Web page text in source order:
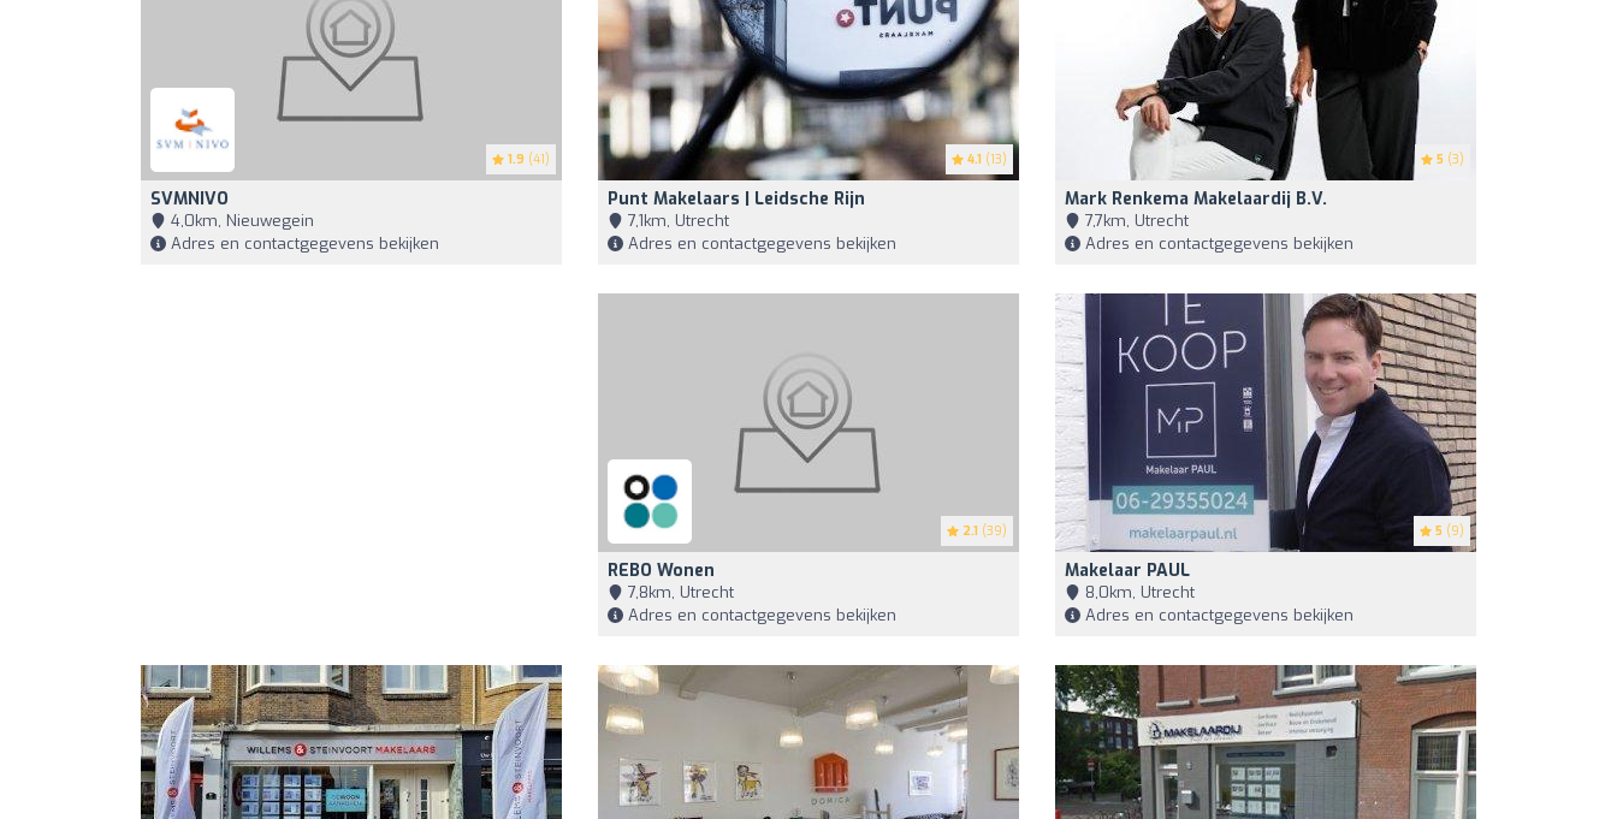
1.9 (41)
SVMNIVO
4,0km, Nieuwegein
Adres en contactgegevens bekijken
4.1 (13)
Punt Makelaars | Leidsche Rijn
7,1km, Utrecht
Adres en contactgegevens bekijken
5 (3)
Mark Renkema Makelaardij B.V.
7,7km, Utrecht
Adres en contactgegevens bekijken
2.1 (39)
REBO Wonen
7,8km, Utrecht
Adres en contactgegevens bekijken
5 (9)
Makelaar PAUL
8,0km, Utrecht
Adres en contactgegevens bekijken